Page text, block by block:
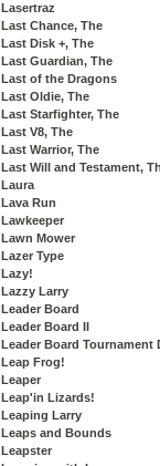
Lasertraz
Last Chance, The
Last Disk +, The
Last Guardian, The
Last of the Dragons
Last Oldie, The
Last Starfighter, The
Last V8, The
Last Warrior, The
Last Will and Testament,
Laura
Lava Run
Lawkeeper
Lawn Mower
Lazer Type
Lazy!
Lazzy Larry
Leader Board
Leader Board II
Leader Board Tournament
Leap Frog!
Leaper
Leap'in Lizards!
Leaping Larry
Leaps and Bounds
Leapster